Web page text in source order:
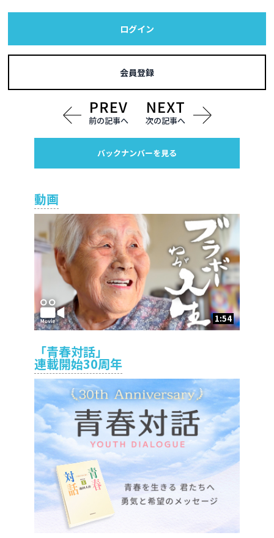
ログイン
会員登録
前の記事へ 次の記事へ
バックナンバーを見る
動画
1:54
「青春対話」
連載開始30周年